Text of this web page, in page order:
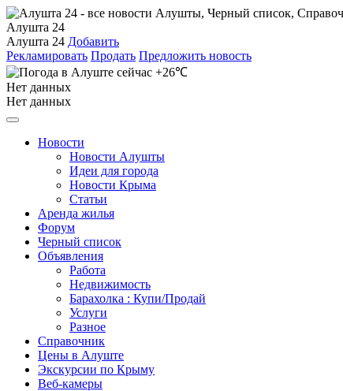
Алушта 24
Алушта 24 Добавить
Рекламировать Продать Предложить новость
+26℃
Нет данных
Нет данных
Новости
Новости Алушты
Идеи для города
Новости Крыма
Статьи
Аренда жилья
Форум
Черный список
Объявления
Работа
Недвижимость
Барахолка : Купи/Продай
Услуги
Разное
Справочник
Цены в Алуште
Экскурсии по Крыму
Веб-камеры